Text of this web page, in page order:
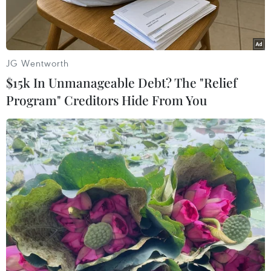
trong tỉnh ĐồngTháp đã ghi lại được hàng ngàn
bức ảnh cảm động, trung thực và phong phú
vềthiên nhiên, đất nước, con người nơi biển
đảo cũng như: tấm lòng của người dânĐồng
Để lưu lại những hình ảnh đầy nghĩa tình này,
Hội Văn học Nghệ thuật ĐồngTháp phối hợp với
Ban Tuyên giáo Tỉnh ủy Đồng Tháp tập hợp,
tuyển chọn hàng trămtác phẩm ảnh và cho in
tập sách ảnh “Đồng Tháp hướng về biển đảo của
Tổ quốc”dày 144 trang, giới thiệu 190 hình ảnh
về thiên nhiên, đất nước, con người ởquần đảo
Trường Sa, Côn Đảo, Phú Quý, Thổ Chu, Hòn
Khoai, Hòn Chuối...
JG Wentworth
$15k In Unmanageable Debt? The "Relief
Program" Creditors Hide From You